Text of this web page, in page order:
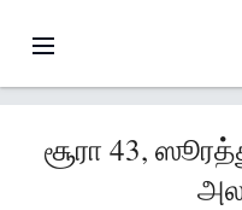
சூரா 43,